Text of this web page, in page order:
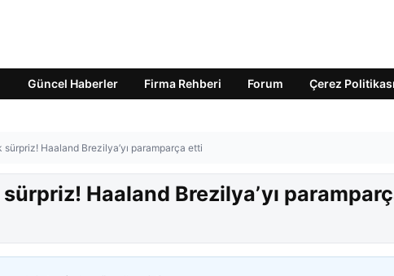
Güncel Haberler Firma Rehberi Forum Çerez Politikası
sürpriz! Haaland Brezilya’yı paramparça etti
Haaland Brezilya’yı